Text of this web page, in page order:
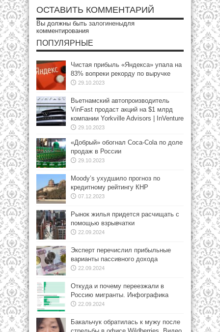
ОСТАВИТЬ КОММЕНТАРИЙ
Вы должны быть залогиненыдля
комментирования
ПОПУЛЯРНЫЕ
Чистая прибыль «Яндекса» упала на
83% вопреки рекорду по выручке
29.10.2023
Вьетнамский автопроизводитель
VinFast продаст акций на $1 млрд
компании Yorkville Advisors | InVenture
29.10.2023
«Добрый» обогнал Coca-Cola по доле
продаж в России
29.10.2023
Moody’s ухудшило прогноз по
кредитному рейтингу КНР
07.12.2023
Рынок жилья придется расчищать с
помощью взрывчатки
22.09.2024
Эксперт перечислил прибыльные
варианты пассивного дохода
22.09.2024
Откуда и почему переезжали в
Россию мигранты. Инфографика
22.09.2024
Бакальчук обратилась к мужу после